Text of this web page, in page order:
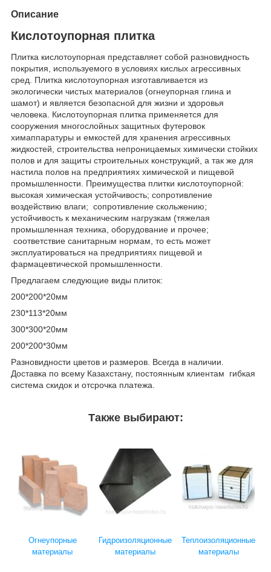
Описание
Кислотоупорная плитка
Плитка кислотоупорная представляет собой разновидность
покрытия, используемого в условиях кислых агрессивных
сред. Плитка кислотоупорная изготавливается из
экологически чистых материалов (огнеупорная глина и
шамот) и является безопасной для жизни и здоровья
человека. Кислотоупорная плитка применяется для
сооружения многослойных защитных футеровок
химаппаратуры и емкостей для хранения агрессивных
жидкостей, строительства непроницаемых химически стойких
полов и для защиты строительных конструкций, а так же для
настила полов на предприятиях химической и пищевой
промышленности. Преимущества плитки кислотоупорной:
высокая химическая устойчивость; сопротивление
воздействию влаги; сопротивление скольжению;
устойчивость к механическим нагрузкам (тяжелая
промышленная техника, оборудование и прочее;
соответствие санитарным нормам, то есть может
эксплуатироваться на предприятиях пищевой и
фармацевтической промышленности.
Предлагаем следующие виды плиток:
200*200*20мм
230*113*20мм
300*300*20мм
200*200*30мм
Разновидности цветов и размеров. Всегда в наличии.
Доставка по всему Казахстану, постоянным клиентам гибкая
система скидок и отсрочка платежа.
Также выбирают:
Огнеупорные
материалы
Гидроизоляционные
материалы
Теплоизоляционные
материалы